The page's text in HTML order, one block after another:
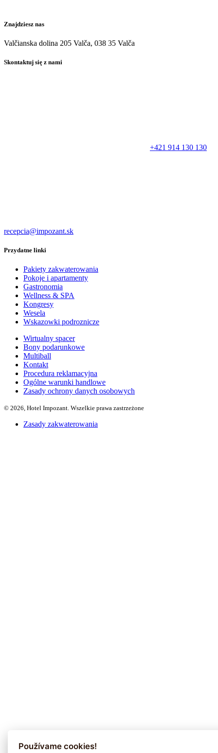
Znajdziesz nas
Valčianska dolina 205 Valča, 038 35 Valča
Skontaktuj się z nami
+421 914 130 130
recepcia@impozant.sk
Przydatne linki
Pakiety zakwaterowania
Pokoje i apartamenty
Gastronomia
Wellness & SPA
Kongresy
Wesela
Wskazowki podroznicze
Wirtualny spacer
Bony podarunkowe
Multiball
Kontakt
Procedura reklamacyjna
Ogólne warunki handlowe
Zasady ochrony danych osobowych
© 2026, Hotel Impozant. Wszelkie prawa zastrzeżone
Zasady zakwaterowania
Používame cookies!